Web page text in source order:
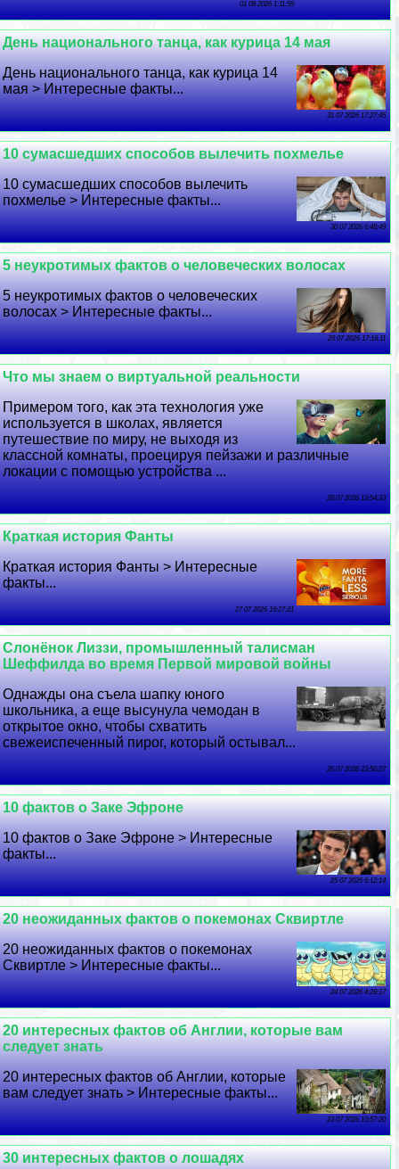
01 08 2026 1:11:59
День национального танца, как курица 14 мая
День национального танца, как курица 14
мая > Интересные факты...
31 07 2026 17:27:45
10 cyмacшедших способов вылечить похмелье
10 cyмacшедших способов вылечить
похмелье > Интересные факты...
30 07 2026 6:48:49
5 неукротимых фактов о человеческих волосах
5 неукротимых фактов о человеческих
волосах > Интересные факты...
29 07 2026 17:16:11
Что мы знаем о виртуальной реальности
Примером того, как эта технология уже
используется в школах, является
путешествие по миру, не выходя из
классной комнаты, проецируя пейзажи и различные
локации с помощью устройства ...
28 07 2026 13:54:33
Краткая история Фанты
Краткая история Фанты > Интересные
факты...
27 07 2026 19:27:21
Слонёнок Лиззи, промышленный талисман
Шеффилда во время Первой мировой войны
Однажды она съела шапку юного
школьника, а еще высунула чемодан в
открытое окно, чтобы схватить
свежеиспеченный пирог, который остывал...
26 07 2026 23:50:27
10 фактов о Заке Эфроне
10 фактов о Заке Эфроне > Интересные
факты...
25 07 2026 6:12:14
20 неожиданных фактов о покемонах Сквиртле
20 неожиданных фактов о покемонах
Сквиртле > Интересные факты...
24 07 2026 4:28:17
20 интересных фактов об Англии, которые вам
следует знать
20 интересных фактов об Англии, которые
вам следует знать > Интересные факты...
23 07 2026 10:57:20
30 интересных фактов о лошадях